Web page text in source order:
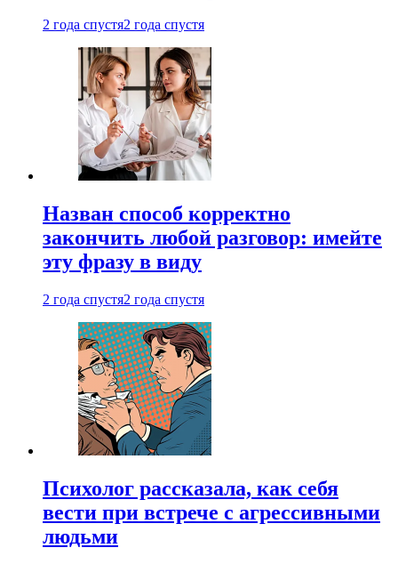
2 года спустя2 года спустя
Назван способ корректно
закончить любой разговор: имейте
эту фразу в виду
2 года спустя2 года спустя
Психолог рассказала, как себя
вести при встрече с агрессивными
людьми